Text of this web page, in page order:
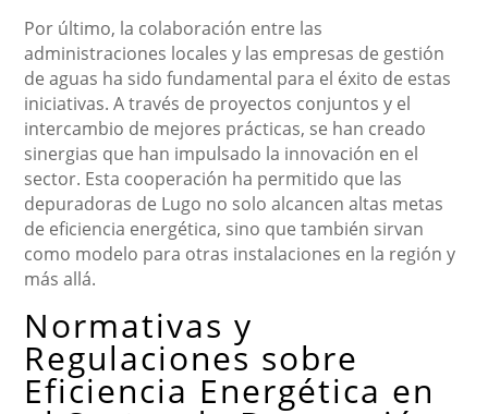
Por último, la colaboración entre las
administraciones locales y las empresas de gestión
de aguas ha sido fundamental para el éxito de estas
iniciativas. A través de proyectos conjuntos y el
intercambio de mejores prácticas, se han creado
sinergias que han impulsado la innovación en el
sector. Esta cooperación ha permitido que las
depuradoras de Lugo no solo alcancen altas metas
de eficiencia energética, sino que también sirvan
como modelo para otras instalaciones en la región y
más allá.
Normativas y
Regulaciones sobre
Eficiencia Energética en